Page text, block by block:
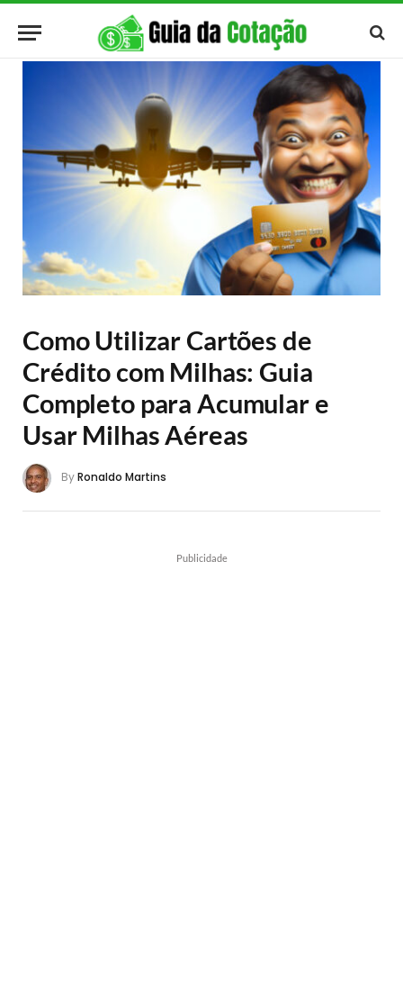
Como Utilizar Cartões de
Crédito com Milhas: Guia
Completo para Acumular e
Usar Milhas Aéreas
ByRonaldo Martins
Publicidade